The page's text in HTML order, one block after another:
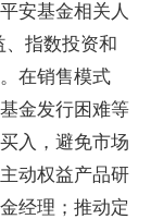
安基金相关人
、指数投资和
在销售模式
金发行困难等
入，避免市场
动权益产品研
经理；推动定